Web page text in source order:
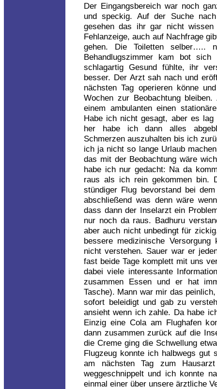
Der Eingangsbereich war noch
und speckig. Auf der Suche
gesehen das ihr gar nicht
Fehlanzeige, auch auf Nachfrage
gehen. Die Toiletten
Behandlugszimmer kam bot
schlagartig Gesund fühlte, ihr
besser. Der Arzt sah nach und
nächsten Tag operieren könne
Wochen zur Beobachtung
einem ambulanten einen
Habe ich nicht gesagt, aber es
her habe ich dann alles
Schmerzen auszuhalten bis ich
ich ja nicht so lange Urlaub
das mit der Beobachtung wäre
habe ich nur gedacht: Na da
raus als ich rein gekommen bin.
stündiger Flug bevorstand bei
abschließend was denn wäre
dass dann der Inselarzt ein
nur noch da raus. Badhuru
aber auch nicht unbedingt für
bessere medizinische
nicht verstehen. Sauer war er
fast beide Tage komplett mit uns
dabei viele interessante
zusammen Essen und er hat
Tasche). Mann war mir das
sofort beleidigt und gab zu
ansieht wenn ich zahle. Da habe
Einzig eine Cola am Flughafen
dann zusammen zurück auf die
die Creme ging die Schwellung
Flugzeug konnte ich halbwegs gut
am nächsten Tag zum
weggeschnippelt und ich konnte
einmal einer über unsere ärztliche